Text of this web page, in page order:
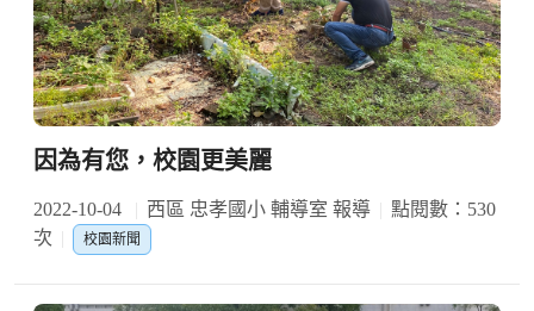
因為有您，校園更美麗
2022-10-04 西區 忠孝國小 輔導室 報導
點閱數：530
次
校園新聞